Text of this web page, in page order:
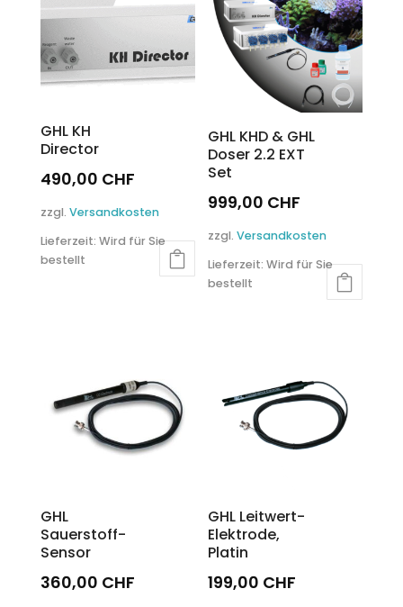
können
der
Produktseite
können
auf
der
Produktseite
gewählt
GHL KH
Director
490,00 CHF
Produkt
weist
mehrere
der
Produktseite
zzgl. Versandkosten
Lieferzeit: Wird für Sie
bestellt
GHL KHD & GHL
Doser 2.2 EXT
Set
999,00 CHF
Produkt
weist
mehrere
können
auf
Produktseite
zzgl.Versandkosten
Lieferzeit:Wird für Sie
bestellt
GHL
Sauerstoff-
Sensor
360,00 CHF
GHL Leitwert-
Elektrode,
Platin
199,00 CHF